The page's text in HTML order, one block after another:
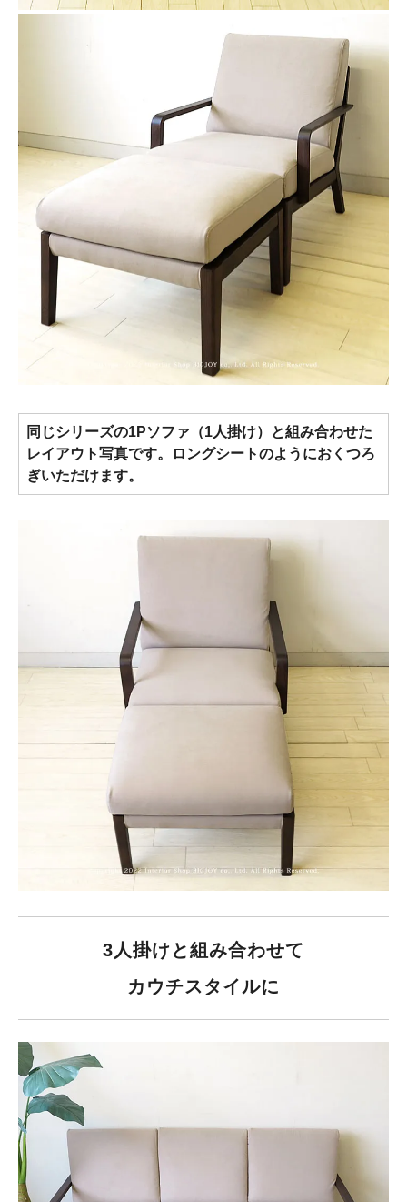
同じシリーズの1Pソファ（1人掛け）と組み合わせた
レイアウト写真です。ロングシートのようにおくつろ
ぎいただけます。
3人掛けと組み合わせて
カウチスタイルに